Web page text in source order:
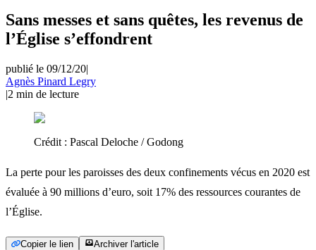
Sans messes et sans quêtes, les revenus de
l’Église s’effondrent
publié le 09/12/20|
Agnès Pinard Legry
|2 min de lecture
Crédit : Pascal Deloche / Godong
La perte pour les paroisses des deux confinements vécus en 2020 est
évaluée à 90 millions d’euro, soit 17% des ressources courantes de
l’Église.
Copier le lien Archiver l'article